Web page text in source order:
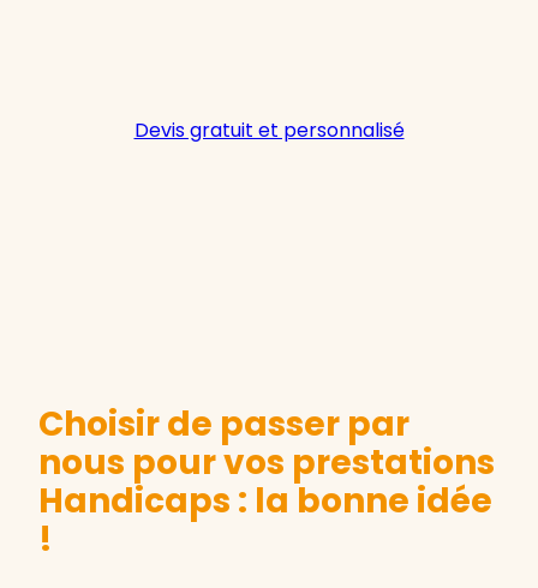
Devis gratuit et personnalisé
Choisir de passer par
nous pour vos prestations
Handicaps : la bonne idée
!